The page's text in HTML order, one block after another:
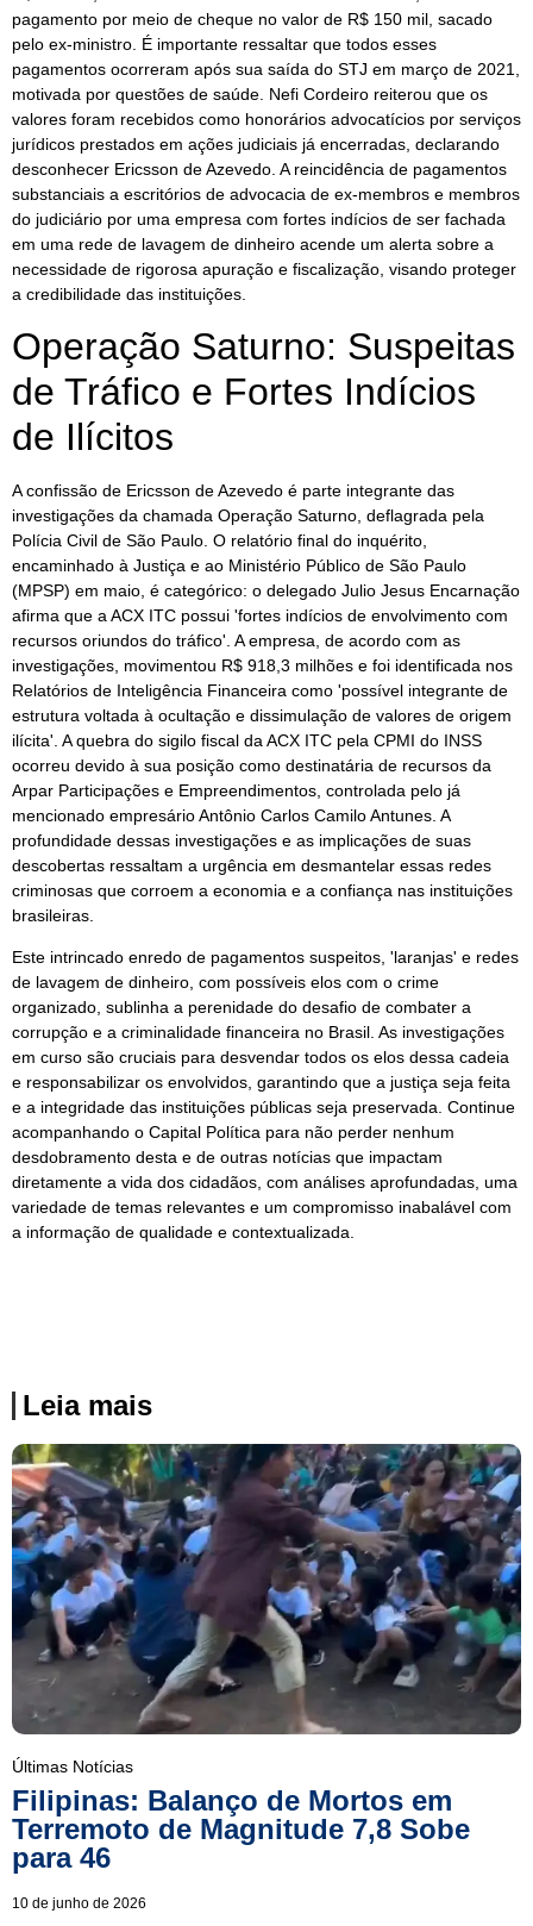
pagamento por meio de cheque no valor de R$ 150 mil, sacado
pelo ex-ministro. É importante ressaltar que todos esses
pagamentos ocorreram após sua saída do STJ em março de 2021,
motivada por questões de saúde. Nefi Cordeiro reiterou que os
valores foram recebidos como honorários advocatícios por serviços
jurídicos prestados em ações judiciais já encerradas, declarando
desconhecer Ericsson de Azevedo. A reincidência de pagamentos
substanciais a escritórios de advocacia de ex-membros e membros
do judiciário por uma empresa com fortes indícios de ser fachada
em uma rede de lavagem de dinheiro acende um alerta sobre a
necessidade de rigorosa apuração e fiscalização, visando proteger
a credibilidade das instituições.
Operação Saturno: Suspeitas
de Tráfico e Fortes Indícios
de Ilícitos
A confissão de Ericsson de Azevedo é parte integrante das
investigações da chamada Operação Saturno, deflagrada pela
Polícia Civil de São Paulo. O relatório final do inquérito,
encaminhado à Justiça e ao Ministério Público de São Paulo
(MPSP) em maio, é categórico: o delegado Julio Jesus Encarnação
afirma que a ACX ITC possui 'fortes indícios de envolvimento com
recursos oriundos do tráfico'. A empresa, de acordo com as
investigações, movimentou R$ 918,3 milhões e foi identificada nos
Relatórios de Inteligência Financeira como 'possível integrante de
estrutura voltada à ocultação e dissimulação de valores de origem
ilícita'. A quebra do sigilo fiscal da ACX ITC pela CPMI do INSS
ocorreu devido à sua posição como destinatária de recursos da
Arpar Participações e Empreendimentos, controlada pelo já
mencionado empresário Antônio Carlos Camilo Antunes. A
profundidade dessas investigações e as implicações de suas
descobertas ressaltam a urgência em desmantelar essas redes
criminosas que corroem a economia e a confiança nas instituições
brasileiras.
Este intrincado enredo de pagamentos suspeitos, 'laranjas' e redes
de lavagem de dinheiro, com possíveis elos com o crime
organizado, sublinha a perenidade do desafio de combater a
corrupção e a criminalidade financeira no Brasil. As investigações
em curso são cruciais para desvendar todos os elos dessa cadeia
e responsabilizar os envolvidos, garantindo que a justiça seja feita
e a integridade das instituições públicas seja preservada. Continue
acompanhando o Capital Política para não perder nenhum
desdobramento desta e de outras notícias que impactam
diretamente a vida dos cidadãos, com análises aprofundadas, uma
variedade de temas relevantes e um compromisso inabalável com
a informação de qualidade e contextualizada.
Leia mais
Últimas Notícias
Filipinas: Balanço de Mortos em
Terremoto de Magnitude 7,8 Sobe
para 46
10 de junho de 2026